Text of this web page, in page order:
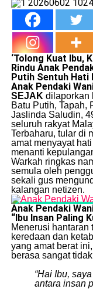
​‘Tolong Kuat Ibu,
Rindu Anak
Putih Sentuh Hati
Anak Pendaki
SEJAKdilaporkan
Batu Putih, Tapah,
Jaslinda Saludin,
seluruh rakyat
​Terbaharu, tular di
amat menyayat
menanti
​Warkah ringkas
semula oleh
sekali gus
kalangan netizen.
Anak Pendaki
“Ibu Insan Paling
​Menerusi hantaran
keredaan dan
yang amat berat
berasa sangat
“Hai Ibu,
antara insan